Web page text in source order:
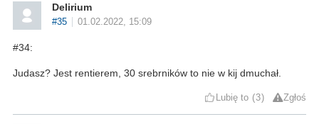
Delirium
#35 01.02.2022, 15:09
#34:
Judasz? Jest rentierem, 30 srebrników to nie w kij dmuchał.
Lubię to 3 Zgłoś